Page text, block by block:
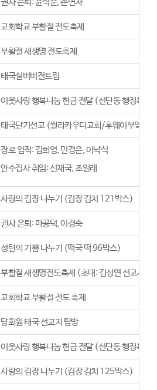
권사 은퇴: 윤석순, 손연자
교회학교 부활절 전도축제
부활절 새생명 전도축제
태국실버비전트립
이웃사랑 행복나눔 헌금 전달 (선단동 행정복지
태국단기선교 (씰라카우디교회/후웨이부엌교
장로 임직: 김희영, 민경은, 이낙식
안수집사 취임: 신재국, 조일래
사랑의 김장 나누기 (김장 김치 121박스)
권사 은퇴: 마공덕, 이경숙
성탄의 기쁨 나누기 (떡국 떡 96박스)
부활절 새생명전도축제 (초대: 김성연 선교사-
교회학교 부활절 전도 축제
당회원 태국 선교지 탐방
이웃사랑 행복나눔 헌금 전달 (선단동 행정복지
사랑의 김장 나누기 (김장 김치 125박스)